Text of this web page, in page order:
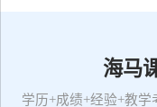
海马
学历+成绩+经验+教